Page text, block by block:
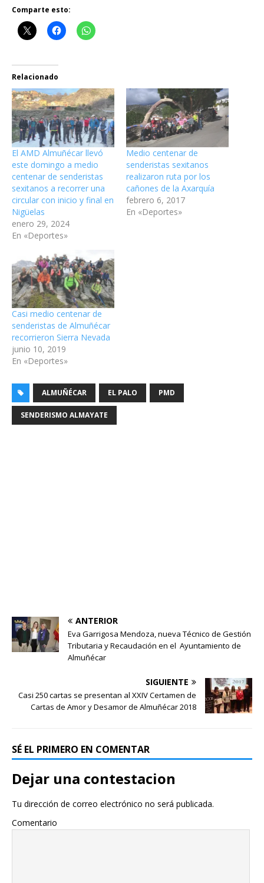
Comparte esto:
Relacionado
El AMD Almuñécar llevó
este domingo a medio
centenar de senderistas
sexitanos a recorrer una
circular con inicio y final en
Nigüelas
enero 29, 2024
En «Deportes»
Medio centenar de
senderistas sexitanos
realizaron ruta por los
cañones de la Axarquía
febrero 6, 2017
En «Deportes»
Casi medio centenar de
senderistas de Almuñécar
recorrieron Sierra Nevada
junio 10, 2019
En «Deportes»
ALMUÑÉCAR EL PALO PMD
SENDERISMO ALMAYATE
ANTERIOR
Eva Garrigosa Mendoza, nueva Técnico de Gestión
Tributaria y Recaudación en el Ayuntamiento de
Almuñécar
SIGUIENTE
Casi 250 cartas se presentan al XXIV Certamen de
Cartas de Amor y Desamor de Almuñécar 2018
SÉ EL PRIMERO EN COMENTAR
Dejar una contestacion
Tu dirección de correo electrónico no será publicada.
Comentario